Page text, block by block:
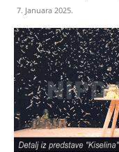
7. Januara 2025.